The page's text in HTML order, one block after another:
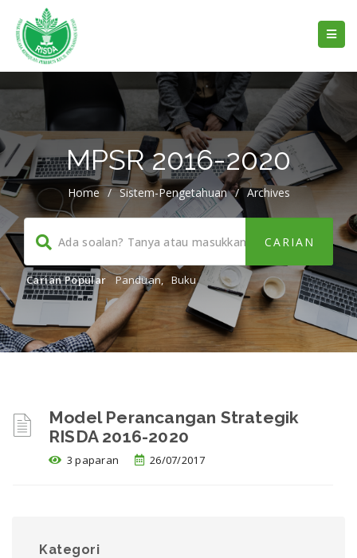
MPSR 2016-2020
Home / Sistem-Pengetahuan / Archives
Carian Popular Panduan, Buku
Model Perancangan Strategik
RISDA 2016-2020
3 paparan 26/07/2017
Kategori